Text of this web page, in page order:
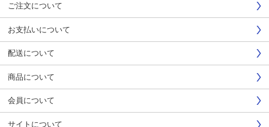
ご注文について
お支払いについて
配送について
商品について
会員について
サイトについて